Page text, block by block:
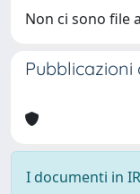
Non ci sono file
Pubblicazioni
I documenti in